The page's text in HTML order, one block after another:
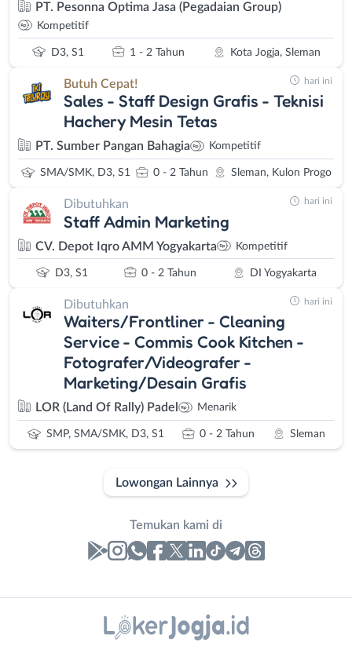
PT. Pesonna Optima Jasa (Pegadaian Group)
Kompetitif
D3, S1 1 - 2 Tahun Kota Jogja, Sleman
Butuh Cepat!
Sales - Staff Design Grafis - Teknisi
Hachery Mesin Tetas
PT. Sumber Pangan Bahagia Kompetitif
SMA/SMK, D3, S1 0 - 2 Tahun Sleman, Kulon Progo
hari ini
Dibutuhkan
Staff Admin Marketing
CV. Depot Iqro AMM Yogyakarta Kompetitif
D3, S1 0 - 2 Tahun DI Yogyakarta
hari ini
Dibutuhkan
Waiters/Frontliner - Cleaning
Service - Commis Cook Kitchen -
Fotografer/Videografer -
Marketing/Desain Grafis
LOR (Land Of Rally) Padel Menarik
SMP, SMA/SMK, D3, S1 0 - 2 Tahun Sleman
hari ini
Lowongan Lainnya
Temukan kami di